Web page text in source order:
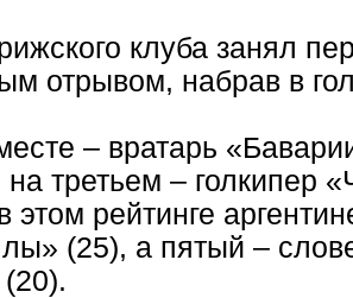
клуба занял
отрывом, набрав в
– вратарь
на третьем – голкипер
этом рейтинге
(25), а пятый –